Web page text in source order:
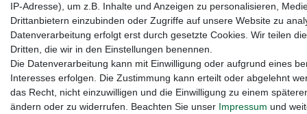
IP-Adresse), um z.B. Inhalte und Anzeigen zu personalisieren,
Drittanbietern einzubinden oder Zugriffe auf unsere Website zu
Datenverarbeitung erfolgt erst durch gesetzte Cookies. Wir teilen
Dritten, die wir in den Einstellungen benennen.
Die Datenverarbeitung kann mit Einwilligung oder aufgrund eines
Interesses erfolgen. Die Zustimmung kann erteilt oder abgelehnt
das Recht, nicht einzuwilligen und die Einwilligung zu einem
ändern oder zu widerrufen. Beachten Sie unser Impressum und